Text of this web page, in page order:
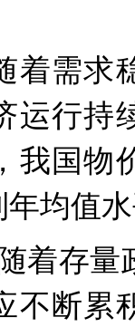
需求
运行持
我国物
均值
存量
不断累